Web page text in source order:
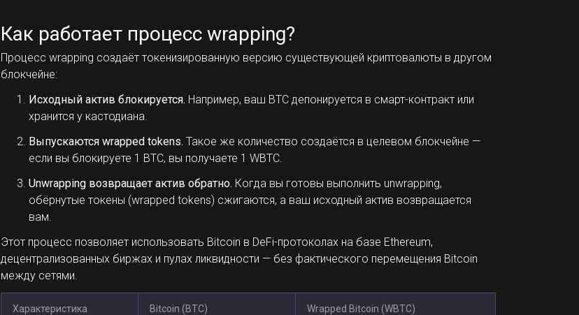
Как работает процесс wrapping?
Процесс wrapping создаёт токенизированную версию существующей криптовалюты в другом
блокчейне:
Исходный актив блокируется. Например, ваш BTC депонируется в смарт-контракт или
хранится у кастодиана.
Выпускаются wrapped tokens. Такое же количество создаётся в целевом блокчейне —
если вы блокируете 1 BTC, вы получаете 1 WBTC.
Unwrapping возвращает актив обратно. Когда вы готовы выполнить unwrapping,
обёрнутые токены (wrapped tokens) сжигаются, а ваш исходный актив возвращается
вам.
Этот процесс позволяет использовать Bitcoin в DeFi-протоколах на базе Ethereum,
децентрализованных биржах и пулах ликвидности — без фактического перемещения Bitcoin
между сетями.
Характеристика Bitcoin (BTC) Wrapped Bitcoin (WBTC)